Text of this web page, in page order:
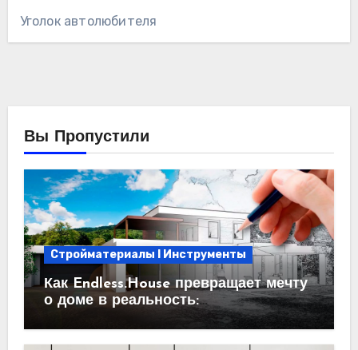
Уголок автолюбителя
Вы Пропустили
Стройматериалы l Инструменты
Как Endless.House превращает мечту
о доме в реальность:
проектирование под ключ